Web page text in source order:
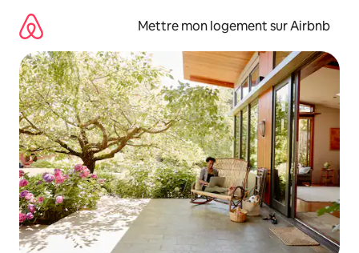
directement
contenu
Mettre mon logement sur Airbnb